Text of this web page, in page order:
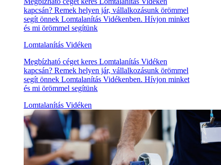
kapcsán? Remek helyen jár, vállalkozásunk örömmel
segít önnek Lomtalanítás Vidékenben. Hívjon minket
és mi örömmel segítünk
Lomtalanítás Vidéken
Megbízható céget keres Lomtalanítás Vidéken
kapcsán? Remek helyen jár, vállalkozásunk örömmel
segít önnek Lomtalanítás Vidékenben. Hívjon minket
és mi örömmel segítünk
Lomtalanítás Vidéken